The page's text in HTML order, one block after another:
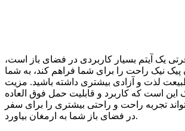
یک آیتم بسیار کاربردی در فضای باز است،
پیک نیک راحت را برای شما فراهم کند، به شما
لذت و آزادی بیشتری داشته باشید. مزیت
این است که کاربرد و قابلیت حمل فوق العاده
تجربه راحت و راحتی بیشتری را برای سفر
در فضای باز شما به ارمغان بیاورد.